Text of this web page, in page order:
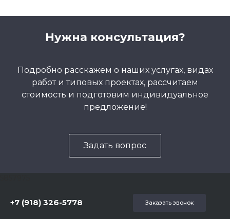
Нужна консультация?
Подробно расскажем о наших услугах, видах
работ и типовых проектах, рассчитаем
стоимость и подготовим индивидуальное
предложение!
Задать вопрос
+7 (918) 326-5778 Заказать звонок